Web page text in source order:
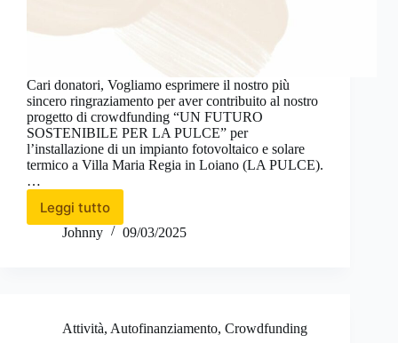
Cari donatori, Vogliamo esprimere il nostro più
sincero ringraziamento per aver contribuito al nostro
progetto di crowdfunding “UN FUTURO
SOSTENIBILE PER LA PULCE” per
l’installazione di un impianto fotovoltaico e solare
termico a Villa Maria Regia in Loiano (LA PULCE).
…
Leggi tutto
UN
FUTURO
Johnny 09/03/2025
Attività, Autofinanziamento, Crowdfunding